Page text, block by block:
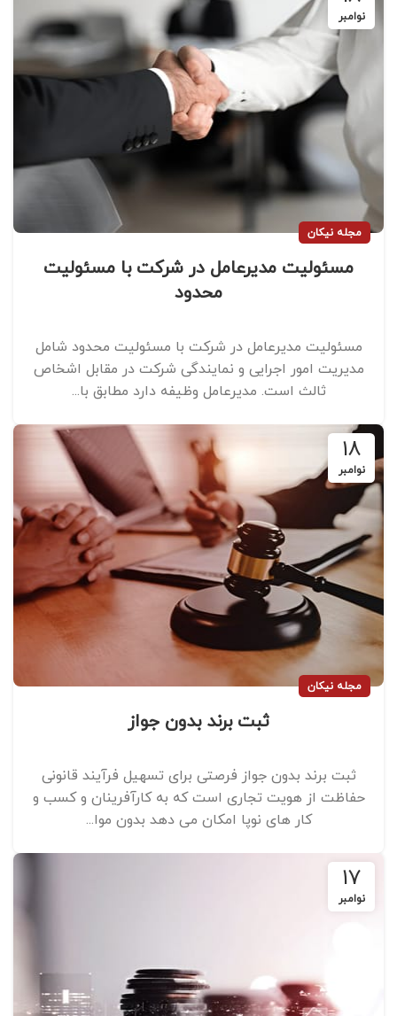
نوامبر
مجله نیکان
مسئولیت مدیرعامل در شرکت با مسئولیت
محدود
مسئولیت مدیرعامل در شرکت با مسئولیت محدود شامل
مدیریت امور اجرایی و نمایندگی شرکت در مقابل اشخاص
ثالث است. مدیرعامل وظیفه دارد مطابق با...
18
نوامبر
مجله نیکان
ثبت برند بدون جواز
ثبت برند بدون جواز فرصتی برای تسهیل فرآیند قانونی
حفاظت از هویت تجاری است که به کارآفرینان و کسب ‌و
کار های نوپا امکان می ‌دهد بدون موا...
17
نوامبر